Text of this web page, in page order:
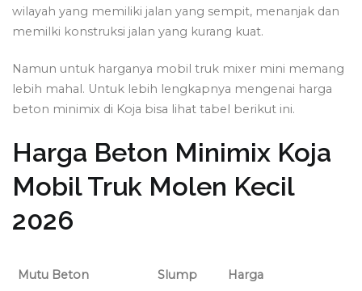
wilayah yang memiliki jalan yang sempit, menanjak dan
memilki konstruksi jalan yang kurang kuat.
Namun untuk harganya mobil truk mixer mini memang
lebih mahal. Untuk lebih lengkapnya mengenai harga
beton minimix di Koja bisa lihat tabel berikut ini.
Harga Beton Minimix Koja
Mobil Truk Molen Kecil
2026
Mutu Beton Slump Harga